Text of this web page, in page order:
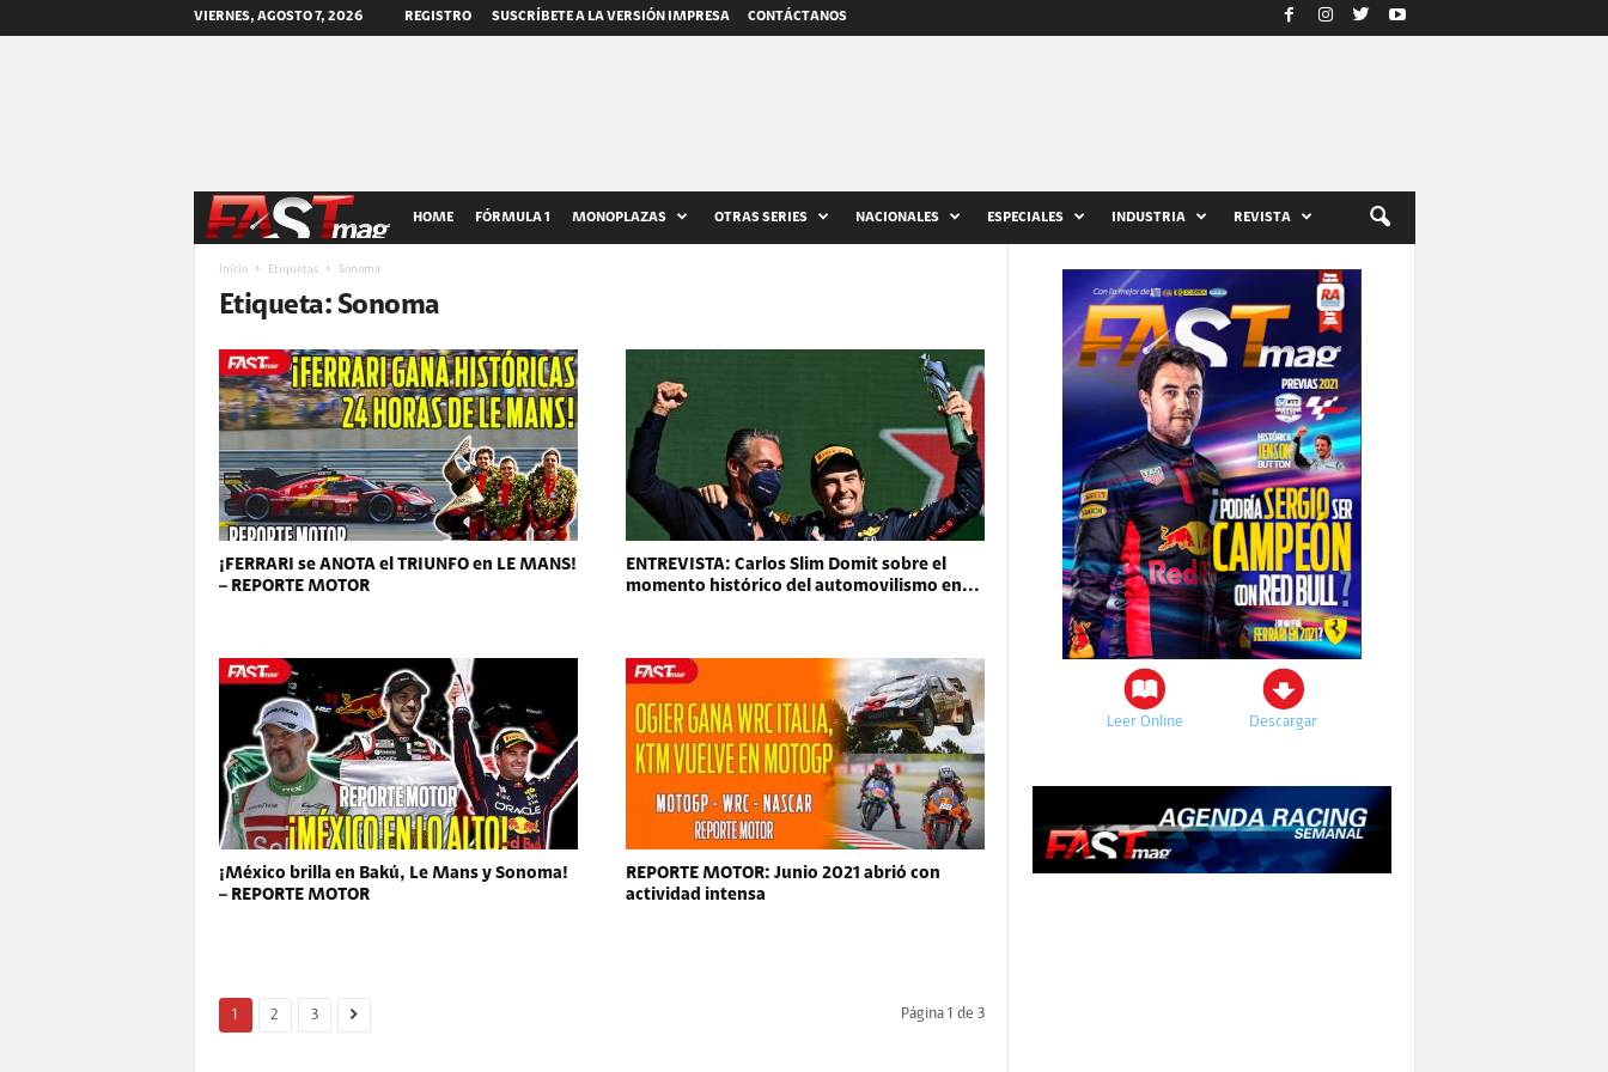
VIERNES, AGOSTO 7, 2026 REGISTRO SUSCRÍBETE A LA VERSIÓN IMPRESA CONTÁCTANOS
T
m
a
g
HOME FÓRMULA 1 MONOPLAZAS OTRAS SERIES NACIONALES ESPECIALES INDUSTRIA REVISTA
Inicio Etiquetas Sonoma
Etiqueta: Sonoma
¡FERRARI se ANOTA el TRIUNFO en LE MANS!
– REPORTE MOTOR
ENTREVISTA: Carlos Slim Domit sobre el
momento histórico del automovilismo en...
¡México brilla en Bakú, Le Mans y Sonoma!
– REPORTE MOTOR
REPORTE MOTOR: Junio 2021 abrió con
actividad intensa
1 2 3 Página 1 de 3
Leer Online Descargar